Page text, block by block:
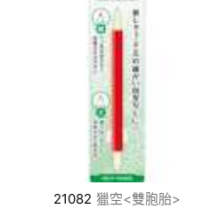
21082 獵空<雙胞胎>